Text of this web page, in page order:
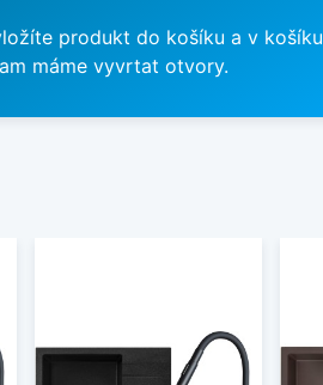
produkt do košíku a v košíku
máme vyvrtat otvory.